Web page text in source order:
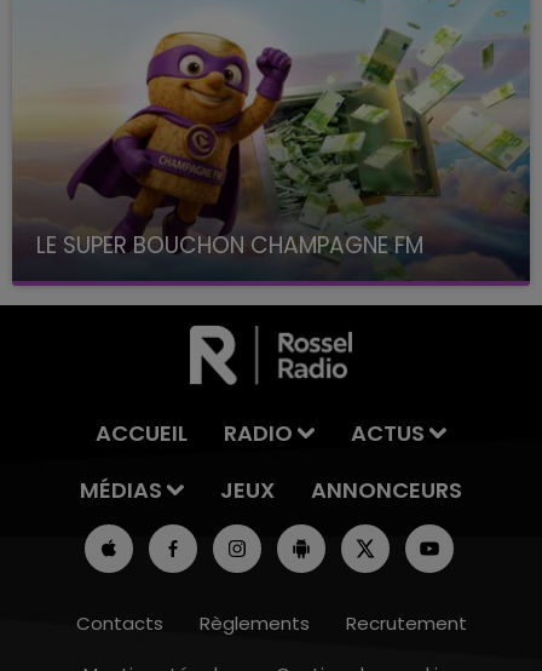
LE SUPER BOUCHON CHAMPAGNE FM
avec La Famille Champagne FM, à 8H10
ACCUEIL RADIO
ACTUS
MÉDIAS
JEUX ANNONCEURS
Contacts Règlements
Recrutement